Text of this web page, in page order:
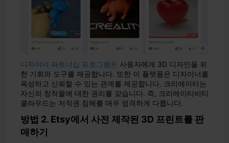
디자이너 파트너십 프로그램은 사용자에게 3D 디자인을 위
한 기회와 도구를 제공합니다. 또한 이 플랫폼은 디자이너를
육성하고 신뢰할 수 있는 관계를 제공합니다. 크리에이터는
자신의 창작물에 대한 권리를 갖습니다. 즉, 크리에이티비티
클라우드는 저작권 침해를 매우 엄격하게 다룹니다.
방법 2. Etsy에서 사전 제작된 3D 프린트를 판
매하기